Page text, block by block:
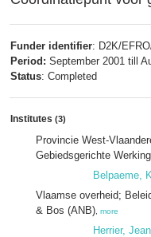
Funder identifier: D2K/
Period: September 2001 till
Status: Completed
Institutes (3)
Provincie West-
Gebiedsgerichte
Belpaeme,
Vlaamse overheid;
& Bos (ANB) more
Herrier,